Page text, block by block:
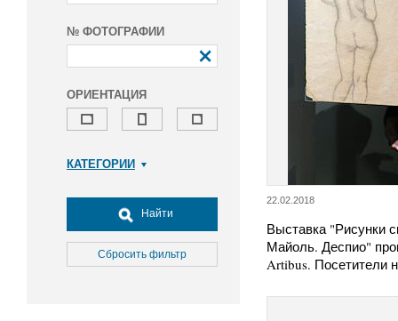
№ ФОТОГРАФИИ
ОРИЕНТАЦИЯ
КАТЕГОРИИ
Досуг, туризм и отдых
Культура
Медицина
Найти
Сбросить фильтр
22.02.2018
Выставка "Рисунки
Майоль. Деспио"
Artibus. Посетители